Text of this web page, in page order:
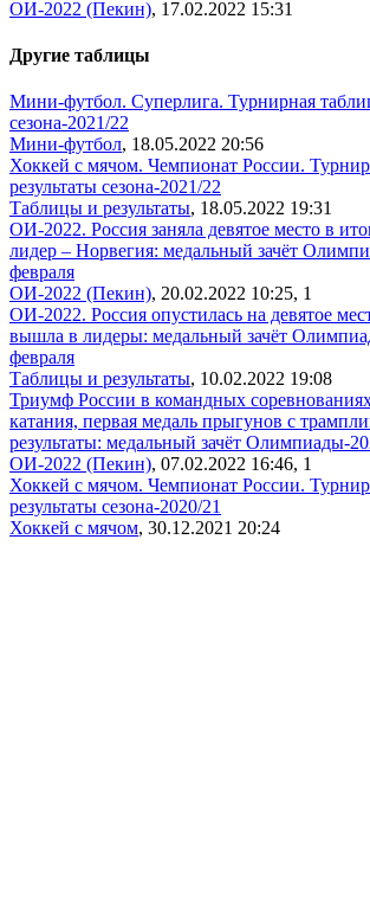
ОИ-2022 (Пекин), 17.02.2022 15:31
Другие таблицы
Мини-футбол. Суперлига. Турнирная
сезона-2021/22
Мини-футбол, 18.05.2022 20:56
Хоккей с мячом. Чемпионат России.
результаты сезона-2021/22
Таблицы и результаты, 18.05.2022 19:31
ОИ-2022. Россия заняла девятое место в
лидер – Норвегия: медальный зачёт
февраля
ОИ-2022 (Пекин), 20.02.2022 10:25, 1
ОИ-2022. Россия опустилась на девятое
вышла в лидеры: медальный зачёт
февраля
Таблицы и результаты, 10.02.2022 19:08
Триумф России в командных
катания, первая медаль прыгунов с
результаты: медальный зачёт Олимпиады-
ОИ-2022 (Пекин), 07.02.2022 16:46, 1
Хоккей с мячом. Чемпионат России.
результаты сезона-2020/21
Хоккей с мячом, 30.12.2021 20:24